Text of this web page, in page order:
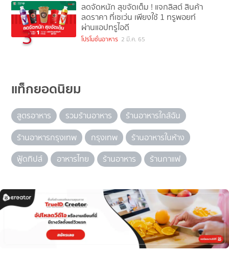
3
ลดจัดหนัก สุขจัดเต็ม ! แจกลิสต์ สินค้า
ลดราคา ที่เซเว่น เพียงใช้ 1 ทรูพอยท์
ผ่านแอปทรูไอดี
โปรโมชั่นอาหาร 2 มี.ค. 65
แท็กยอดนิยม
สูตรอาหาร รวมร้านอาหาร
ร้านอาหารใกล้ฉัน
ร้านอาหารกรุงเทพ
กรุงเทพ
ร้านอาหารในห้าง
ฟู้ดทิปส์
อาหารไทย ร้านอาหาร ร้านกาแฟ